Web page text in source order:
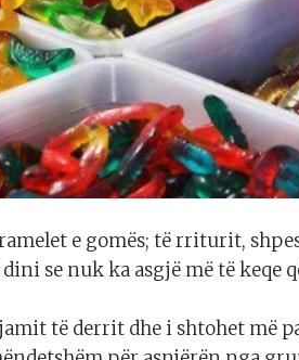
e gomës; të rriturit,
se nuk ka asgjë më të keqe
të derrit dhe i shtohet më